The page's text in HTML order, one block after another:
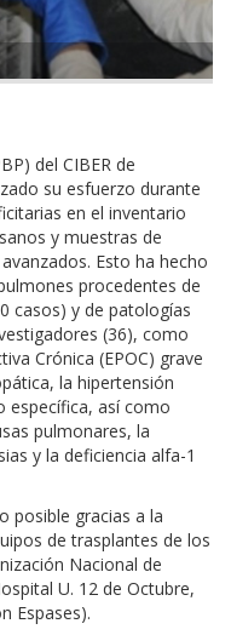
del CIBER de
su esfuerzo durante
en el inventario
y muestras de
Esto ha hecho
procedentes de
casos) y de patologías
(36), como
Crónica (EPOC) grave
la hipertensión
específica, así como
pulmonares, la
y la deficiencia alfa-1
posible gracias a la
de trasplantes de los
Nacional de
U. 12 de Octubre,
Espases).